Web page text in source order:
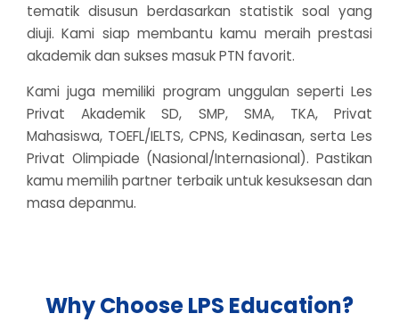
tematik disusun berdasarkan statistik soal yang
diuji. Kami siap membantu kamu meraih prestasi
akademik dan sukses masuk PTN favorit.
Kami juga memiliki program unggulan seperti Les
Privat Akademik SD, SMP, SMA, TKA, Privat
Mahasiswa, TOEFL/IELTS, CPNS, Kedinasan, serta Les
Privat Olimpiade (Nasional/Internasional). Pastikan
kamu memilih partner terbaik untuk kesuksesan dan
masa depanmu.
Why Choose LPS Education?